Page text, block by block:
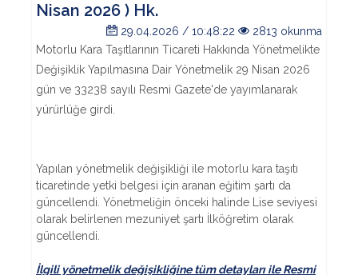
Nisan 2026 ) Hk.
29.04.2026 / 10:48:22
2813 okunma
Motorlu Kara Taşıtlarının Ticareti Hakkında Yönetmelikte
Değişiklik Yapılmasına Dair Yönetmelik 29 Nisan 2026
gün ve 33238 sayılı Resmi Gazete'de yayımlanarak
yürürlüğe girdi.
Yapılan yönetmelik değişikliği ile motorlu kara taşıtı
ticaretinde yetki belgesi için aranan eğitim şartı da
güncellendi. Yönetmeliğin önceki halinde Lise seviyesi
olarak belirlenen mezuniyet şartı İlköğretim olarak
güncellendi.
İlgili yönetmelik değişikliğine tüm detayları ile Resmi